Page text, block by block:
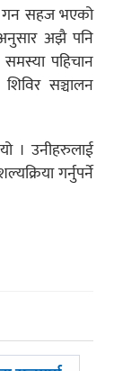
गन सहज भएको
अझै पनि
पहिचान
सञ्चालन
। उनीहरुलाई
गर्नुपर्ने